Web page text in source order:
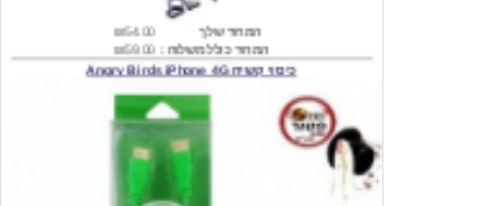
המחיר כולל משלוח :
כיסוי קשיח Angry Birds iPhone 4G